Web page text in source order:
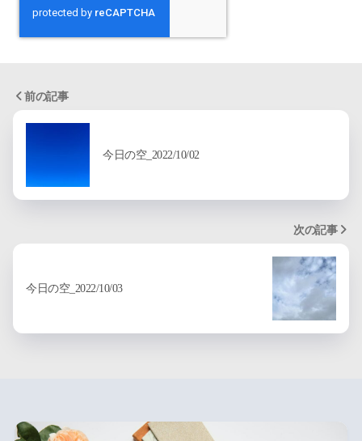
前の記事
今日の空_2022/10/02
次の記事
今日の空_2022/10/03